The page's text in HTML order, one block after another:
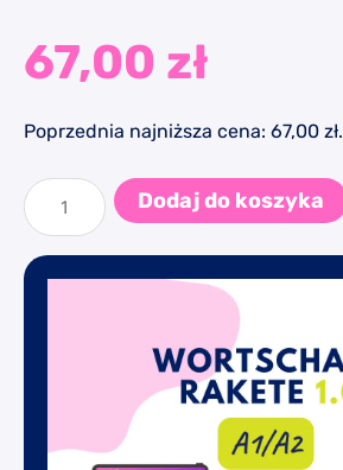
67,00 zł
Poprzednia najniższa cena: 67,00 zł.
WORTSCHATZ-
RAKETE
A1/A2
Dodaj do koszyka